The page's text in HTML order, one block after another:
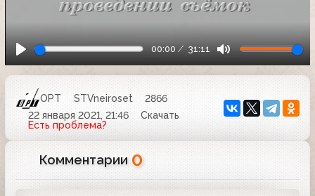
00:00 31:11
ОРТ STVneiroset
2866
22 января 2021, 21:46
Скачать
Есть проблема?
Комментарии 0